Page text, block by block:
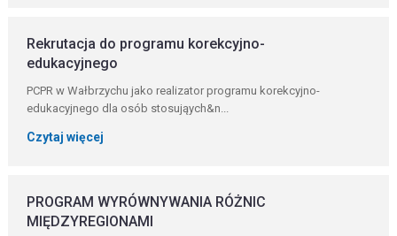
Rekrutacja do programu korekcyjno-
edukacyjnego
PCPR w Wałbrzychu jako realizator programu korekcyjno-
edukacyjnego dla osób stosująych&n...
Czytaj więcej
PROGRAM WYRÓWNYWANIA RÓŻNIC
MIĘDZYREGIONAMI